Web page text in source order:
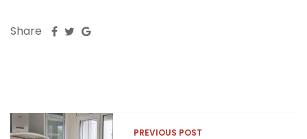
Share
PREVIOUS POST